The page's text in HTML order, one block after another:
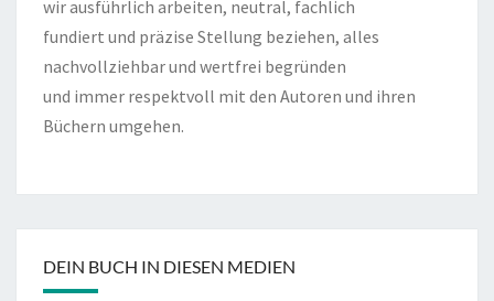
wir ausführlich arbeiten, neutral, fachlich
fundiert und präzise Stellung beziehen, alles
nachvollziehbar und wertfrei begründen
und immer respektvoll mit den Autoren und ihren
Büchern umgehen.
DEIN BUCH IN DIESEN MEDIEN